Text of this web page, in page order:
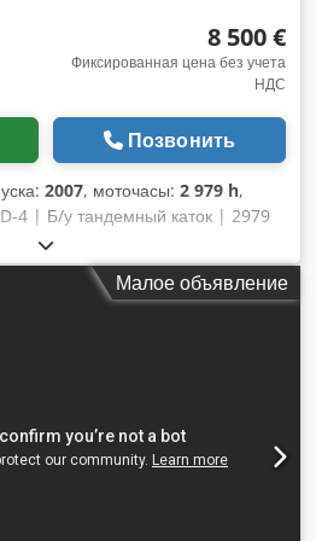
– одноточечное крепление.8 500 €
Фиксированная цена без учета
НДС
Позвонить
2007, моточасы: 2 979 h,
4 | Б/у тандемный каток | 2979
Франция 🚛 Доставка
— используйте наш
оценки расходов на
сейчас за 8 500 евро или
при доставке возможна за
Хорошая машина, имеются
на небольшую утечку
с полной инспекцией,
Малое объявление